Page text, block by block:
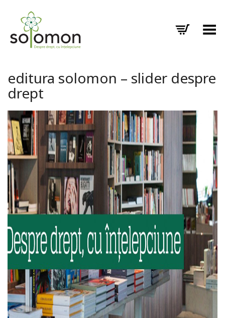
Toggle Menu
editura solomon – slider despre
drept